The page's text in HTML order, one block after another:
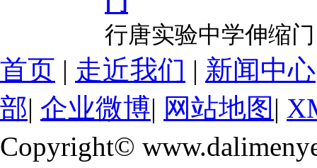
行唐实验中学伸缩门
首页 | 走近我们 | 新闻中心
部| 企业微博| 网站地图 |
Copyright©